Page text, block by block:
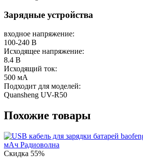
Зарядные устройства
входное напряжение:
100-240 В
Исходящее напряжение:
8.4 В
Исходящий ток:
500 мА
Подходит для моделей:
Quansheng UV-R50
Похожие товары
Скидка 55%